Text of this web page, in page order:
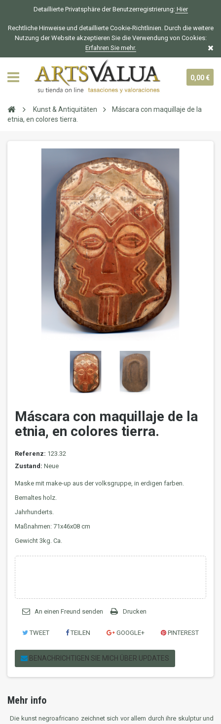
Detaillierte Privatsphäre der Benutzerregistrierung:Hier
Rechtliche Hinweise und detaillierte Cookie-Richtlinien. Durch die weitere
Nutzung der Website akzeptieren Sie die Verwendung von Cookies:
Erfahren Sie mehr.
0,00 €
Kunst & Antiquitäten
Máscara con maquillaje de la
etnia, en colores tierra.
Máscara con maquillaje de la
etnia, en colores tierra.
Referenz: 123.32
Zustand: Neue
Maske mit make-up aus der volksgruppe, in erdigen farben.
Bemaltes holz.
Jahrhunderts.
Maßnahmen: 71x46x08 cm
Gewicht 3kg. Ca.
An einen Freund senden Drucken
TWEET TEILEN GOOGLE+ PINTEREST
BENACHRICHTIGEN SIE MICH ÜBER UPDATES
Mehr info
Die kunst negroafricano zeichnet sich vor allem durch ihre skulptur und